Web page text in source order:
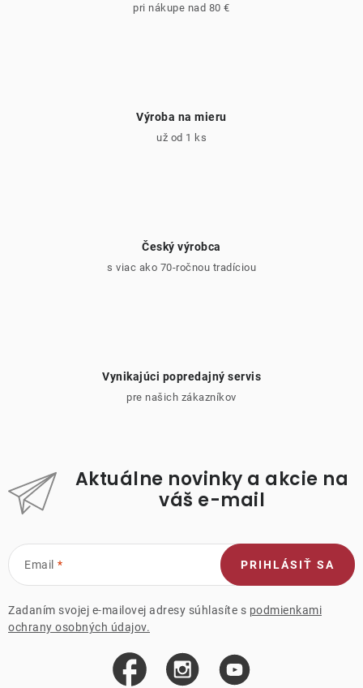
pri nákupe nad 80 €
Výroba na mieru
už od 1 ks
Český výrobca
s viac ako 70-ročnou tradíciou
Vynikajúci popredajný servis
pre našich zákazníkov
Aktuálne novinky a akcie na
váš e-mail
Email
Zadaním svojej e-mailovej adresy súhlasíte s podmienkami
ochrany osobných údajov.
PRIHLÁSIŤ SA